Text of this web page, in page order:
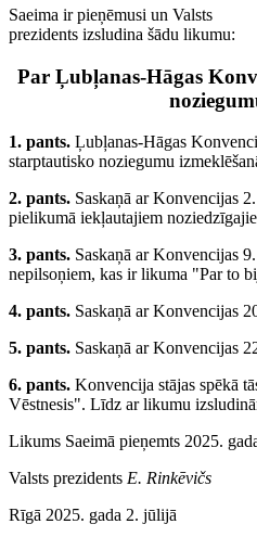
Saeima ir pieņēmusi un Valsts
prezidents izsludina šādu likumu:
Par Ļubļanas-Hāgas
1. pants. Ļubļanas-Hāgas
starptautisko noziegumu
2. pants. Saskaņā ar Konvencijas
pielikumā iekļautajiem
3. pants. Saskaņā ar Konvencijas
nepilsoņiem, kas ir likuma "Par to
4. pants. Saskaņā ar Konvencijas
5. pants. Saskaņā ar Konvencijas
6. pants. Konvencija stājas spēkā
Vēstnesis". Līdz ar likumu
Likums Saeimā pieņemts 2025.
Valsts prezidents E. Rinkēvičs
Rīgā 2025. gada 2. jūlijā